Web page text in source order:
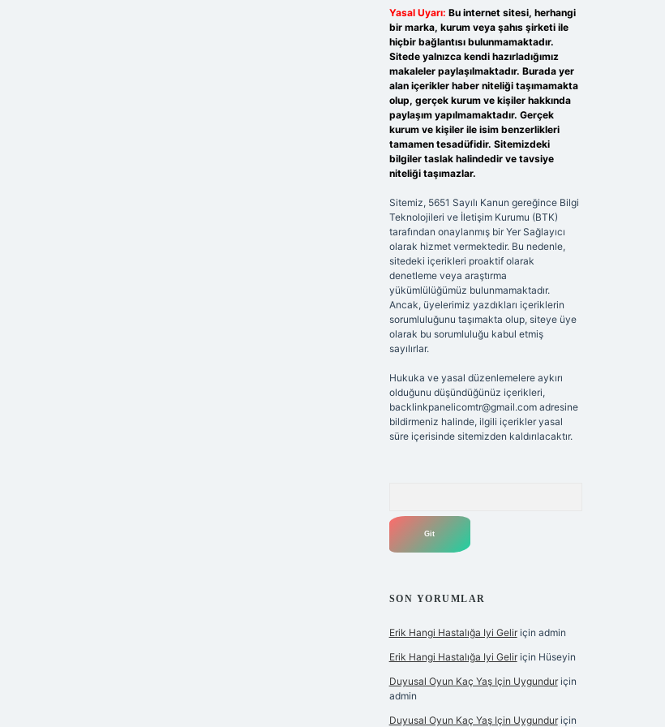
Yasal Uyarı: Bu internet sitesi, herhangi
bir marka, kurum veya şahıs şirketi ile
hiçbir bağlantısı bulunmamaktadır.
Sitede yalnızca kendi hazırladığımız
makaleler paylaşılmaktadır. Burada yer
alan içerikler haber niteliği taşımamakta
olup, gerçek kurum ve kişiler hakkında
paylaşım yapılmamaktadır. Gerçek
kurum ve kişiler ile isim benzerlikleri
tamamen tesadüfidir. Sitemizdeki
bilgiler taslak halindedir ve tavsiye
niteliği taşımazlar.
Sitemiz, 5651 Sayılı Kanun gereğince Bilgi
Teknolojileri ve İletişim Kurumu (BTK)
tarafından onaylanmış bir Yer Sağlayıcı
olarak hizmet vermektedir. Bu nedenle,
sitedeki içerikleri proaktif olarak
denetleme veya araştırma
yükümlülüğümüz bulunmamaktadır.
Ancak, üyelerimiz yazdıkları içeriklerin
sorumluluğunu taşımakta olup, siteye üye
olarak bu sorumluluğu kabul etmiş
sayılırlar.
Hukuka ve yasal düzenlemelere aykırı
olduğunu düşündüğünüz içerikleri,
backlinkpanelicomtr@gmail.comadresine
bildirmeniz halinde, ilgili içerikler yasal
süre içerisinde sitemizden kaldırılacaktır.
SON YORUMLAR
Erik Hangi Hastalığa Iyi Geliriçin admin
Erik Hangi Hastalığa Iyi Geliriçin Hüseyin
Duyusal Oyun Kaç Yaş Için Uygunduriçin
admin
Duyusal Oyun Kaç Yaş Için Uygunduriçin